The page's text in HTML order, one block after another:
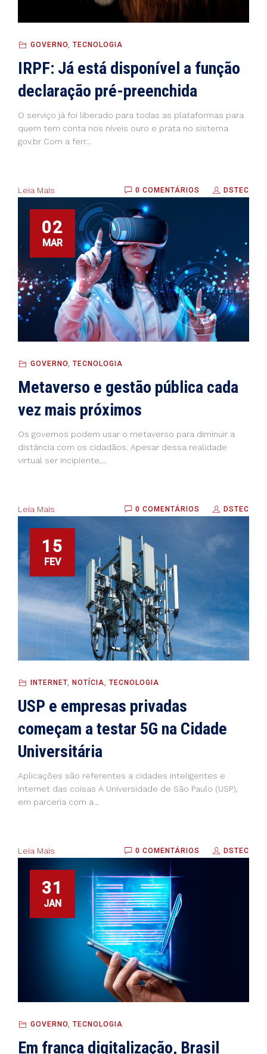
GOVERNO, TECNOLOGIA
IRPF: Já está disponível a função
declaração pré-preenchida
O serviço já foi liberado para todas as plataformas para
quem tem conta nos níveis ouro e prata no sistema
gov.br Com a ferr...
Leia Mais 0 COMENTÁRIOS DSTEC
02
MAR
GOVERNO, TECNOLOGIA
Metaverso e gestão pública cada
vez mais próximos
Os governos podem usar o metaverso para diminuir a
distância com os cidadãos. Apesar dessa realidade
virtual ser incipiente,...
Leia Mais 0 COMENTÁRIOS DSTEC
15
FEV
INTERNET, NOTÍCIA, TECNOLOGIA
USP e empresas privadas
começam a testar 5G na Cidade
Universitária
Aplicações são referentes a cidades inteligentes e
internet das coisas A Universidade de São Paulo (USP),
em parceria com a...
Leia Mais 0 COMENTÁRIOS DSTEC
31
JAN
GOVERNO, TECNOLOGIA
Em franca digitalização, Brasil